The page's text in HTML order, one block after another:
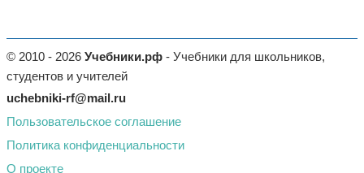
© 2010 - 2026 Учебники.рф - Учебники для школьников,
студентов и учителей
uchebniki-rf@mail.ru
Пользовательское соглашение
Политика конфиденциальности
О проекте